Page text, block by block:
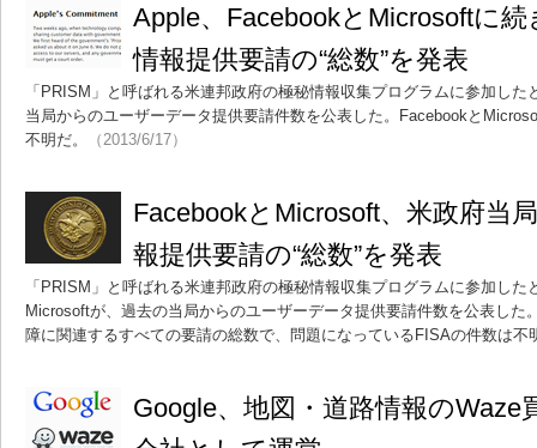
Apple、FacebookとMicrosoftに
情報提供要請の“総数”を発表
「PRISM」と呼ばれる米連邦政府の極秘情報収集プログラムに参加し
当局からのユーザーデータ提供要請件数を公表した。Facebookと
不明だ。
（2013/6/17）
FacebookとMicrosoft、米政府当
報提供要請の“総数”を発表
「PRISM」と呼ばれる米連邦政府の極秘情報収集プログラムに参加し
Microsoftが、過去の当局からのユーザーデータ提供要請件数を公表した
障に関連するすべての要請の総数で、問題になっているFISAの件数は不
Google、地図・道路情報の